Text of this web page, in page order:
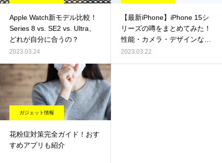
Apple Watch新モデル比較！
Series 8 vs. SE2 vs. Ultra、
どれが自分に合うの？
2023.03.24
【最新iPhone】iPhone 15シ
リーズの噂をまとめてみた！
性能・カメラ・デザインなど
最新情報をチェック！
2023.03.22
ガジェット情報
花粉症対策完全ガイド！おす
すめアプリも紹介